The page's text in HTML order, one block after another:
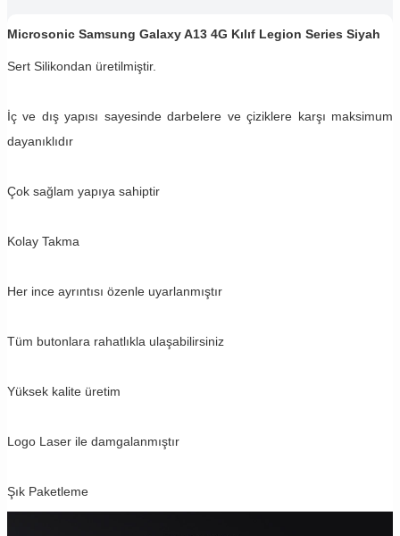
Microsonic Samsung Galaxy A13 4G Kılıf Legion Series Siyah
Sert Silikondan üretilmiştir.
İç ve dış yapısı sayesinde darbelere ve çiziklere karşı maksimum
dayanıklıdır
Çok sağlam yapıya sahiptir
Kolay Takma
Her ince ayrıntısı özenle uyarlanmıştır
Tüm butonlara rahatlıkla ulaşabilirsiniz
Yüksek kalite üretim
Logo Laser ile damgalanmıştır
Şık Paketleme